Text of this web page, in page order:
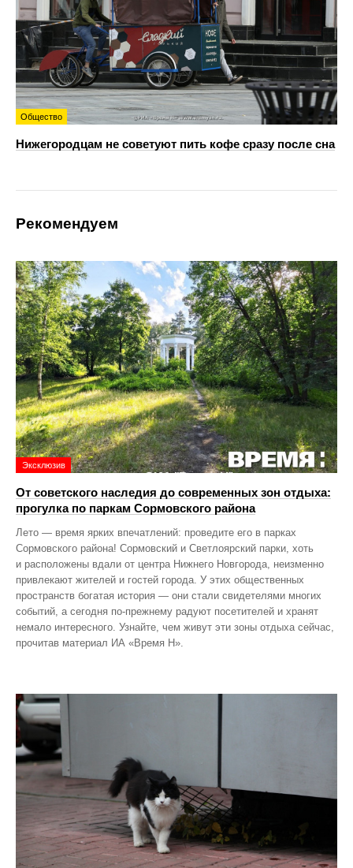
Общество
Нижегородцам не советуют пить кофе сразу после сна
Рекомендуем
Эксклюзив
От советского наследия до современных зон отдыха:
прогулка по паркам Сормовского района
Лето — время ярких впечатлений: проведите его в парках
Сормовского района! Сормовский и Светлоярский парки, хоть
и расположены вдали от центра Нижнего Новгорода, неизменно
привлекают жителей и гостей города. У этих общественных
пространств богатая история — они стали свидетелями многих
событий, а сегодня по‑прежнему радуют посетителей и хранят
немало интересного. Узнайте, чем живут эти зоны отдыха сейчас,
прочитав материал ИА «Время Н».